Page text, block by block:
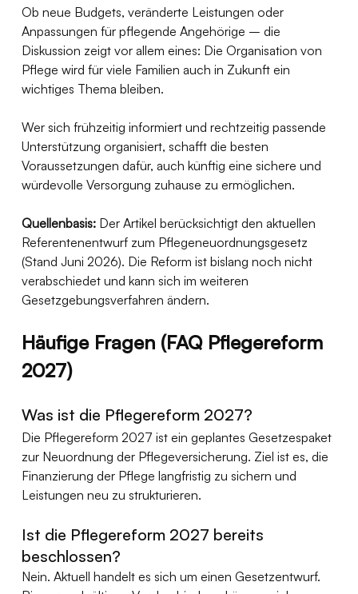
Ob neue Budgets, veränderte Leistungen oder
Anpassungen für pflegende Angehörige – die
Diskussion zeigt vor allem eines: Die Organisation von
Pflege wird für viele Familien auch in Zukunft ein
wichtiges Thema bleiben.
Wer sich frühzeitig informiert und rechtzeitig passende
Unterstützung organisiert, schafft die besten
Voraussetzungen dafür, auch künftig eine sichere und
würdevolle Versorgung zuhause zu ermöglichen.
Quellenbasis: Der Artikel berücksichtigt den aktuellen
Referentenentwurf zum Pflegeneuordnungsgesetz
(Stand Juni 2026). Die Reform ist bislang noch nicht
verabschiedet und kann sich im weiteren
Gesetzgebungsverfahren ändern.
Häufige Fragen (FAQ Pflegereform
2027)
Was ist die Pflegereform 2027?
Die Pflegereform 2027 ist ein geplantes Gesetzespaket
zur Neuordnung der Pflegeversicherung. Ziel ist es, die
Finanzierung der Pflege langfristig zu sichern und
Leistungen neu zu strukturieren.
Ist die Pflegereform 2027 bereits
beschlossen?
Nein. Aktuell handelt es sich um einen Gesetzentwurf.